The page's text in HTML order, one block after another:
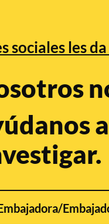
sociales les
a
reta a
This content has
a Moreno a
This